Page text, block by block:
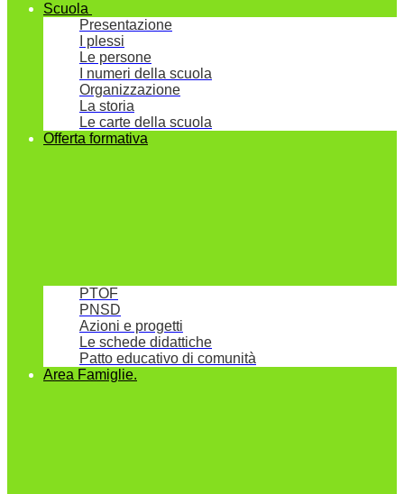
Scuola
Presentazione
I plessi
Le persone
I numeri della scuola
Organizzazione
La storia
Le carte della scuola
Offerta formativa
PTOF
PNSD
Azioni e progetti
Le schede didattiche
Patto educativo di comunità
Area Famiglie.